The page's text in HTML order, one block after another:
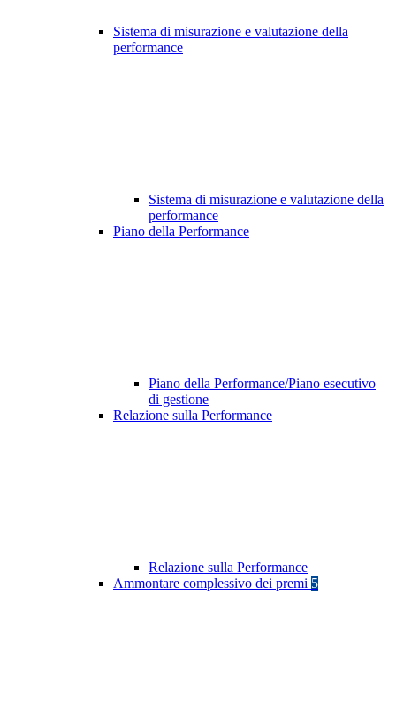
Sistema di misurazione e valutazione della
performance
Sistema di misurazione e valutazione della
performance
Piano della Performance
Piano della Performance/Piano esecutivo
di gestione
Relazione sulla Performance
Relazione sulla Performance
Ammontare complessivo dei premi 5